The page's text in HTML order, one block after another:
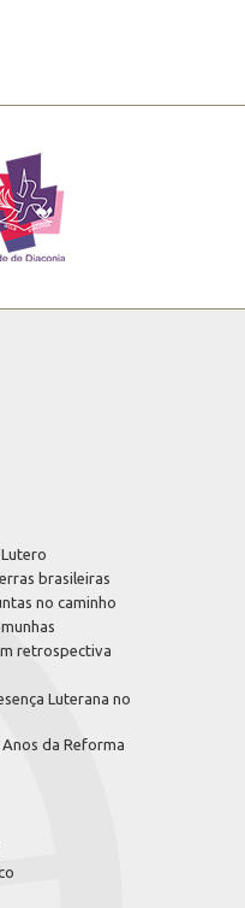
brasileiras
no caminho
retrospectiva
Luterana no
Anos da Reforma